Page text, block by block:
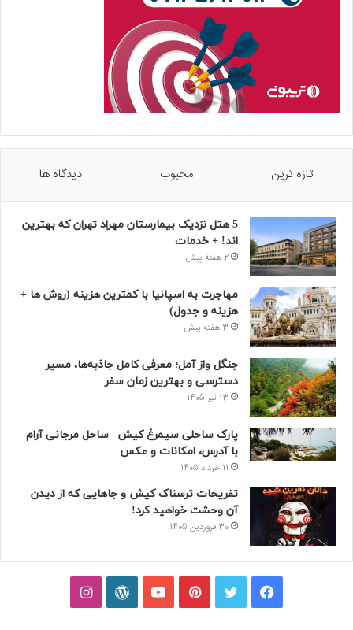
تازه ترین محبوب دیدگاه ها
5 هتل نزدیک بیمارستان مهراد تهران که بهترین‌
اند! + خدمات
2 هفته پیش
مهاجرت به اسپانیا با کمترین هزینه (روش ها +
هزینه و جدول)
3 هفته پیش
جنگل واز آمل؛ معرفی کامل جاذبه‌ها، مسیر
دسترسی و بهترین زمان سفر
13 تیر 1405
پارک ساحلی سیمرغ کیش | ساحل مرجانی آرام
با آدرس، امکانات و عکس
11 خرداد 1405
تفریحات ترسناک کیش و جاهایی که از دیدن
آن وحشت خواهید کرد!
30 فروردین 1405
فیسبوکتوییترپینتریستیوتیوبوردپرساینستاگرام